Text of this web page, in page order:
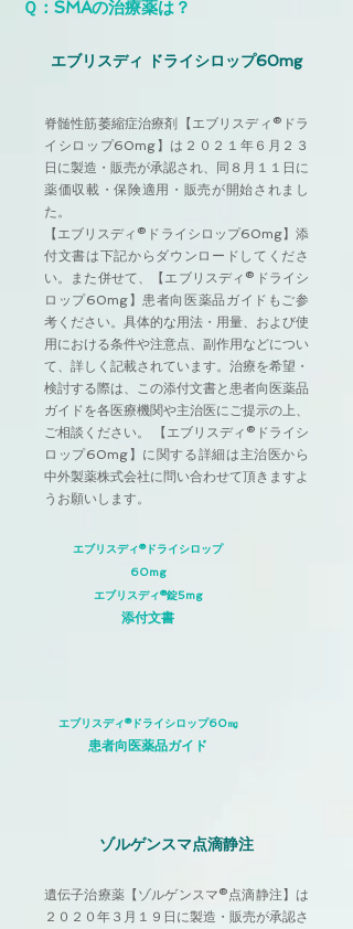
Ｑ：SMAの治療薬は？
エブリスディ ドライシロップ60mg
脊髄性筋萎縮症治療剤【エブリスディ®ドラ
イシロップ60mg】は２０２１年６月２３
日に製造・販売が承認され、同８月１１日に
薬価収載・保険適用・販売が開始されまし
た。
【エブリスディ®ドライシロップ60mg】添
付文書は下記からダウンロードしてくださ
い。また併せて、【エブリスディ®ドライシ
ロップ60mg】患者向医薬品ガイドもご参
考ください。具体的な用法・用量、および使
用における条件や注意点、副作用などについ
て、詳しく記載されています。治療を希望・
検討する際は、この添付文書と患者向医薬品
ガイドを各医療機関や主治医にご提示の上、
ご相談ください。 【エブリスディ®ドライシ
ロップ60mg】に関する詳細は主治医から
中外製薬株式会社に問い合わせて頂きますよ
うお願いします。
エブリスディ®ドライシロップ60㎎
患者向医薬品ガイド
エブリスディ®ドライシロップ
60mg
エブリスディ®錠5mg
添付文書
ゾルゲンスマ点滴静注
遺伝子治療薬【ゾルゲンスマ®点滴静注】は
２０２０年３月１９日に製造・販売が承認さ